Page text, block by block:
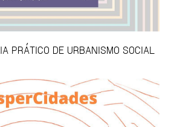
PRÁTICO DE URBANISMO SOCIAL